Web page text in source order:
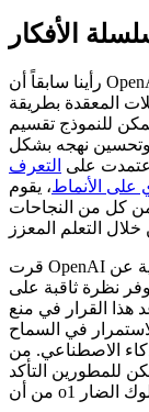
الأفكار
رأينا سابقاً أن OpenAI o1 يقدم عملية استدلال تقوم على "سلسلة
المعقدة بطريقة
للنموذج تقسيم
وتحسين نهجه بشكل
على التعرف
على الأنماط، يقوم o1 بتحسين عملية اتخاذ القرار من خلال
كل من النجاحات
قرت OpenAI إبقاء سلاسل الأفكار الخام هذه مخفية عن
نظرة ثاقبة على
القرار في منع
في السماح
الاصطناعي. من
للمطورين التأكد